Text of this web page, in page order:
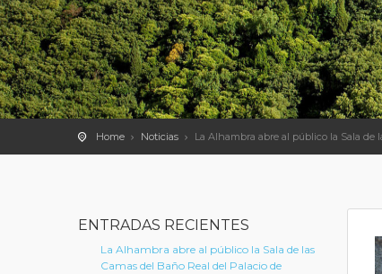
Home Noticias La Alhambra abre al público la Sala de
ENTRADAS RECIENTES
La Alhambra abre al público la Sala de las
Camas del Baño Real del Palacio de